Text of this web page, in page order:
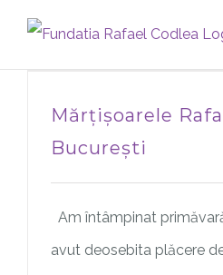
Mărțișoarele
București
Am întâmpinat
avut deosebita plăcere